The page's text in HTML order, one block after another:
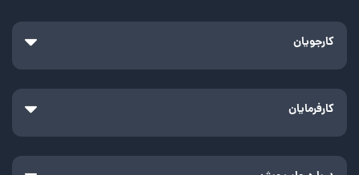
فرصت‌های استخدام آشپز سراسر کشور جزء پرطرفدارترین و محبوب‌ترین
فود‌ها، بیمارستان‌ها، مراکز دولتی و حتی به‌صورت غیرحضوری در منزل
فعالیت می‌کنند. در موقعیت‌های استخدام آشپز علاوه بر تهیه غذا‌های
مختلف، مدیریت امور آشپزخانه، خرید مواد اولیه، سازمان‌دهی تولید و
مهم‌ترین مزیت شغل آشپزی این است که به شما اجازه می‌دهد هنر،
خلاقیت و علاقه خود را در طبخ و پخت غذا‌ها اعمال کنید. اگر به شغل
کارجویان
کارفرمایان